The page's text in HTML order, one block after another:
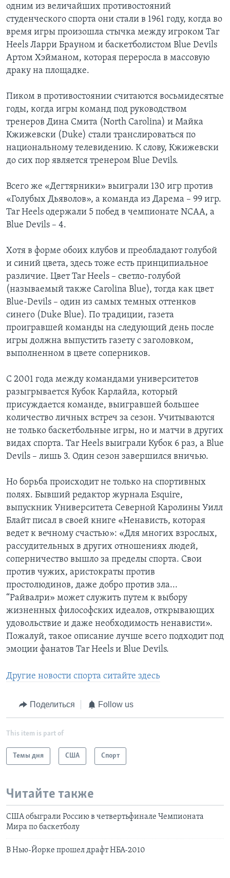
одним из величайших противостояний
студенческого спорта они стали в 1961 году, когда во
время игры произошла стычка между игроком Tar
Heels Ларри Брауном и баскетболистом Blue Devils
Артом Хэйманом, которая переросла в массовую
драку на площадке.
Пиком в противостоянии считаются восьмидесятые
годы, когда игры команд под руководством
тренеров Дина Смита (North Carolina) и Майка
Кжижевски (Duke) стали транслироваться по
национальному телевидению. К слову, Кжижевски
до сих пор является тренером Blue Devils.
Всего же «Дегтярники» выиграли 130 игр против
«Голубых Дьяволов», а команда из Дарема – 99 игр.
Tar Heels одержали 5 побед в чемпионате NCAA, а
Blue Devils – 4.
Хотя в форме обоих клубов и преобладают голубой
и синий цвета, здесь тоже есть принципиальное
различие. Цвет Tar Heels – светло-голубой
(называемый также Carolina Blue), тогда как цвет
Blue-Devils – один из самых темных оттенков
синего (Duke Blue). По традиции, газета
проигравшей команды на следующий день после
игры должна выпустить газету с заголовком,
выполненном в цвете соперников.
C 2001 года между командами университетов
разыгрывается Кубок Карлайла, который
присуждается команде, выигравшей большее
количество личных встреч за сезон. Учитываются
не только баскетбольные игры, но и матчи в других
видах спорта. Tar Heels выиграли Кубок 6 раз, а Blue
Devils – лишь 3. Один сезон завершился вничью.
Но борьба происходит не только на спортивных
полях. Бывший редактор журнала Esquire,
выпускник Университета Северной Каролины Уилл
Блайт писал в своей книге «Ненависть, которая
ведет к вечному счастью»: «Для многих взрослых,
рассудительных в других отношениях людей,
соперничество вышло за пределы спорта. Свои
против чужих, аристократы против
простолюдинов, даже добро против зла...
“Райвалри» может служить путем к выбору
жизненных философских идеалов, открывающих
удовольствие и даже необходимость ненависти».
Пожалуй, такое описание лучше всего подходит под
эмоции фанатов Tar Heels и Blue Devils.
Другие новости спорта ситайте здесь
Поделиться Follow us
This item is part of
Темы дня США Спорт
Читайте также
США обыграли Россию в четвертьфинале Чемпионата
Мира по баскетболу
В Нью-Йорке прошел драфт НБА-2010